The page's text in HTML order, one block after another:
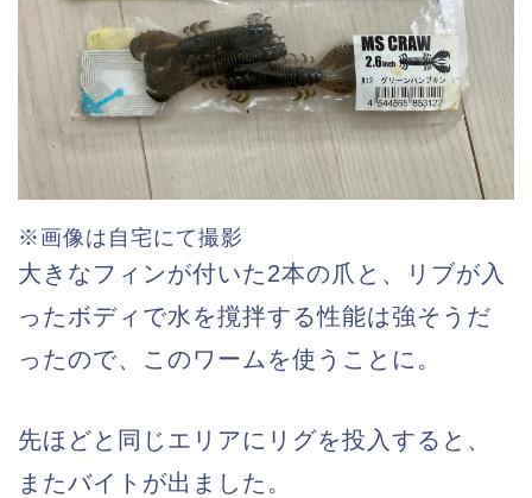
※画像は自宅にて撮影
大きなフィンが付いた2本の爪と、リブが入
ったボディで水を撹拌する性能は強そうだ
ったので、このワームを使うことに。
先ほどと同じエリアにリグを投入すると、
またバイトが出ました。